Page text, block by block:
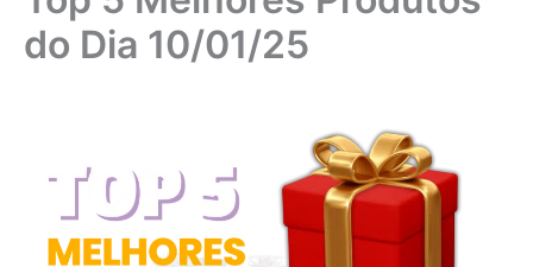
do Dia 10/01/25